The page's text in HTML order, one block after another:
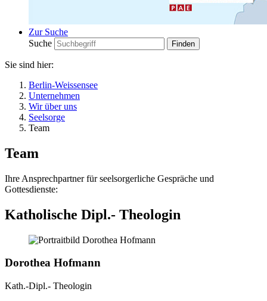
Zur Suche
Suche
Sie sind hier:
Berlin-Weissensee
Unternehmen
Wir über uns
Seelsorge
Team
Team
Ihre Ansprechpartner für seelsorgerliche Gespräche und
Gottesdienste:
Katholische Dipl.- Theologin
Dorothea Hofmann
Kath.-Dipl.- Theologin